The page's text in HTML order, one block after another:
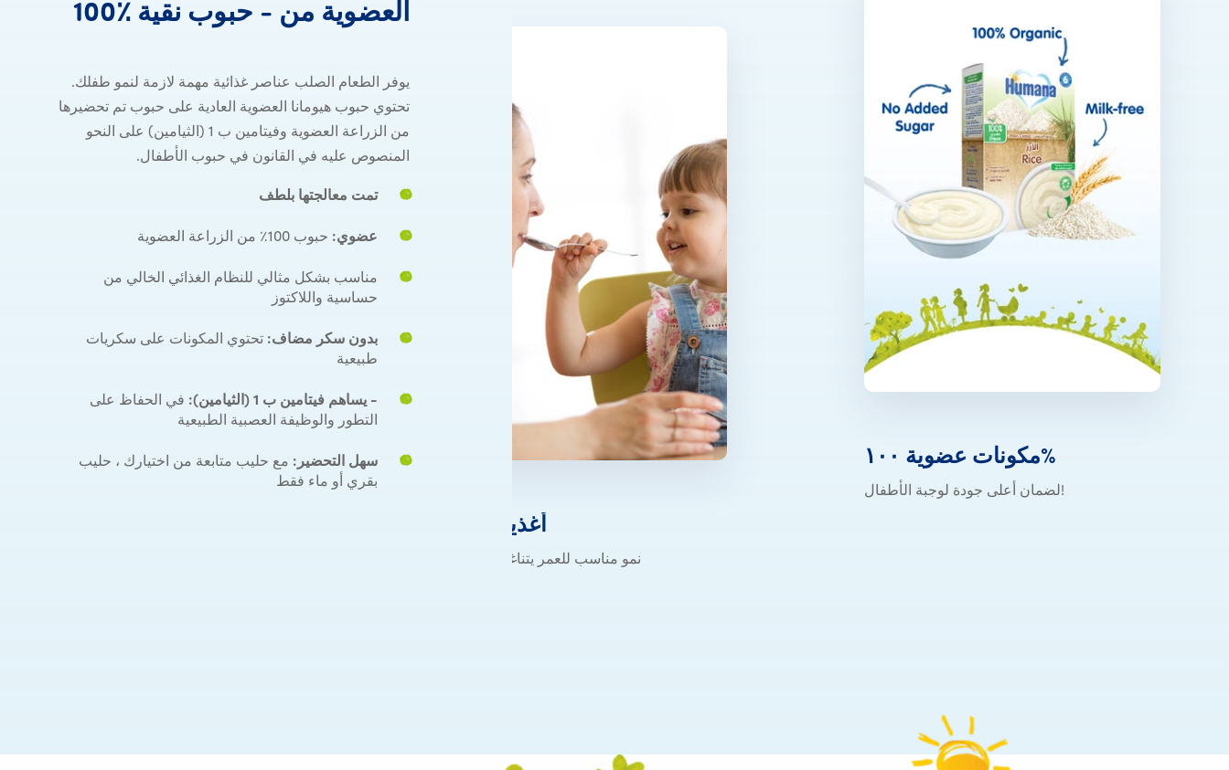
مكونات عضوية ١٠٠%
لضمان أعلى جودة لوجبة الأطفال!
أغذية الفطام
نمو مناسب للعمر يتناغم مع الطبيعة
العضوية من - حبوب نقية 100٪أرز
يوفر الطعام الصلب عناصر غذائية مهمة لازمة لنمو طفلك.
تحتوي حبوب هيومانا العضوية العادية على حبوب تم تحضيرها
من الزراعة العضوية وفيتامين ب 1 (الثيامين) على النحو
المنصوص عليه في القانون في حبوب الأطفال.
تمت معالجتها بلطف
عضوي: حبوب 100٪ من الزراعة العضوية
مناسب بشكل مثالي للنظام الغذائي الخالي من
حساسية واللاكتوز
بدون سكر مضاف: تحتوي المكونات على سكريات
طبيعية
- يساهم فيتامين ب 1 (الثيامين):
في الحفاظ على
التطور والوظيفة العصبية الطبيعية
سهل التحضير: مع حليب متابعة من اختيارك ، حليب
بقري أو ماء فقط